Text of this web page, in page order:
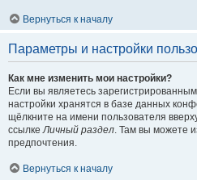
Вернуться к началу
Параметры и настройки
Как мне изменить мои настройки?
Если вы являетесь
настройки хранятся в базе данных
щёлкните на имени пользователя
ссылкеЛичный раздел. Там вы можете
предпочтения.
Вернуться к началу